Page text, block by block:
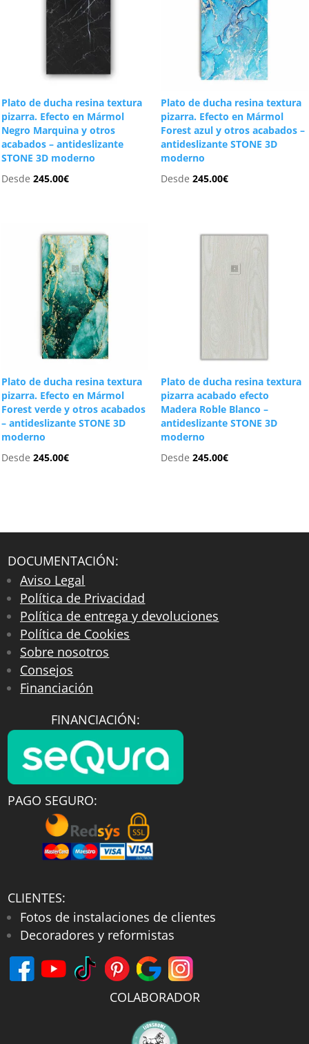
Plato de ducha resina textura
pizarra. Efecto en Mármol
Negro Marquina y otros
acabados – antideslizante
STONE 3D moderno
Desde245.00€
Plato de ducha resina textura
pizarra. Efecto en Mármol
Forest azul y otros acabados –
antideslizante STONE 3D
moderno
Desde 245.00€
Plato de ducha resina textura
pizarra. Efecto en Mármol
Forest verde y otros acabados
– antideslizante STONE 3D
moderno
Desde245.00€
Plato de ducha resina textura
pizarra acabado efecto
Madera Roble Blanco –
antideslizante STONE 3D
moderno
Desde 245.00€
DOCUMENTACIÓN:
Aviso Legal
Política de Privacidad
Política de entrega y devoluciones
Política de Cookies
Sobre nosotros
Consejos
Financiación
FINANCIACIÓN:
PAGO SEGURO:
CLIENTES:
Fotos de instalaciones de clientes
Decoradores y reformistas
COLABORADOR